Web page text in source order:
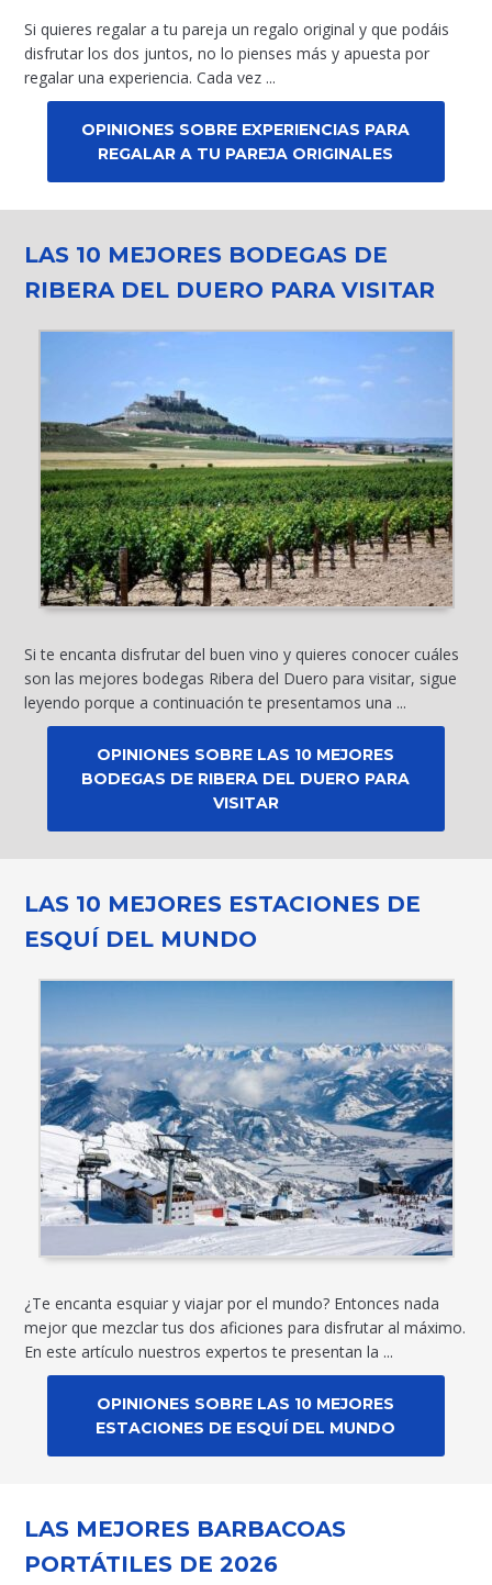
Si quieres regalar a tu pareja un regalo original y que podáis
disfrutar los dos juntos, no lo pienses más y apuesta por
regalar una experiencia. Cada vez ...
OPINIONES SOBRE EXPERIENCIAS PARA
REGALAR A TU PAREJA ORIGINALES
LAS 10 MEJORES BODEGAS DE
RIBERA DEL DUERO PARA VISITAR
Si te encanta disfrutar del buen vino y quieres conocer cuáles
son las mejores bodegas Ribera del Duero para visitar, sigue
leyendo porque a continuación te presentamos una ...
OPINIONES SOBRE LAS 10 MEJORES
BODEGAS DE RIBERA DEL DUERO PARA
VISITAR
LAS 10 MEJORES ESTACIONES DE
ESQUÍ DEL MUNDO
¿Te encanta esquiar y viajar por el mundo? Entonces nada
mejor que mezclar tus dos aficiones para disfrutar al máximo.
En este artículo nuestros expertos te presentan la ...
OPINIONES SOBRE LAS 10 MEJORES
ESTACIONES DE ESQUÍ DEL MUNDO
LAS MEJORES BARBACOAS
PORTÁTILES DE 2026